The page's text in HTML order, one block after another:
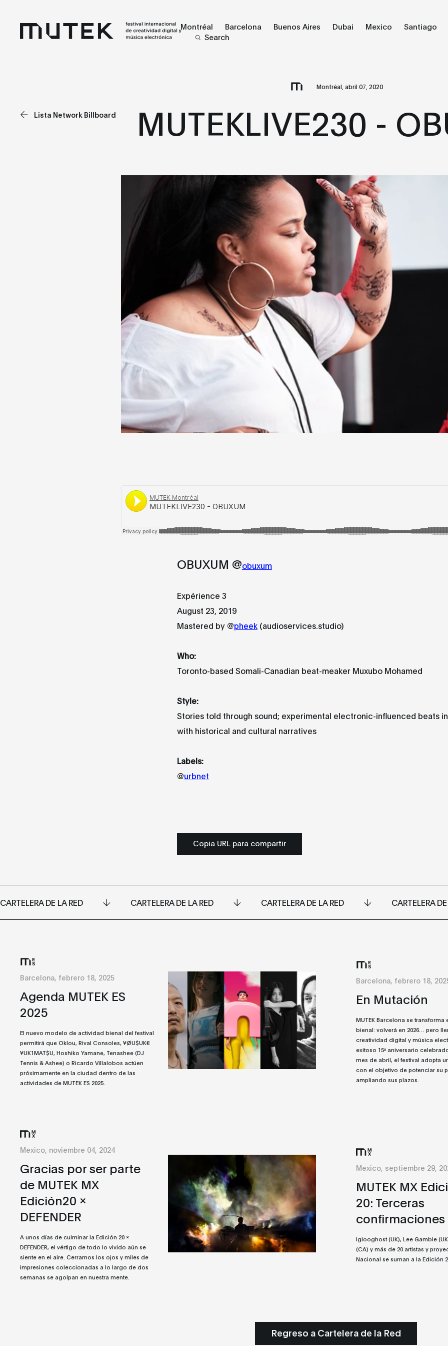
Montréal Barcelona Buenos Aires Dubai Mexico Santiago
Search
Montréal, abril 07, 2020
Lista Network Billboard MUTEKLIVE230 -
OBUXUM @obuxum
Expérience 3
August 23, 2019
Mastered by @pheek(audioservices.studio)
Who:
Toronto-based Somali-Canadian beat-meaker Muxubo Mohamed
Style:
Stories told through sound; experimental electronic-influenced beats
with historical and cultural narratives
Labels:
@urbnet
Copia URL para compartir
CARTELERA DE LA RED CARTELERA DE LA RED CARTELERA DE LA RED CARTELERA
Barcelona, febrero 18, 2025
Agenda MUTEK ES
2025
El nuevo modelo de actividad bienal del festival
permitirá que Oklou, Rival Consoles, ¥ØU$UK€
¥UK1MAT$U, Hoshiko Yamane, Tenashee (DJ
Tennis & Ashee) o Ricardo Villalobos actúen
próximamente en la ciudad dentro de las
actividades de MUTEK ES 2025.
Barcelona, febrero 18,
En Mutación
MUTEK Barcelona se transforma
bienal: volverá en 2026… pero
creatividad digital y música
exitoso 15º aniversario
mes de abril, el festival adopta
con el objetivo de potenciar su
ampliando sus plazos.
Mexico, noviembre 04, 2024
Gracias por ser parte
de MUTEK MX
Edición20 x
DEFENDER
A unos días de culminar la Edición 20 x
DEFENDER, el vértigo de todo lo vivido aún se
siente en el aire. Cerramos los ojos y miles de
impresiones coleccionadas a lo largo de dos
semanas se agolpan en nuestra mente.
Mexico, septiembre 29,
MUTEK MX
20: Terceras
confirmaciones
Iglooghost (UK), Lee Gamble
(CA) y más de 20 artistas y
Nacional se suman a la Edición
Regreso a Cartelera de la Red